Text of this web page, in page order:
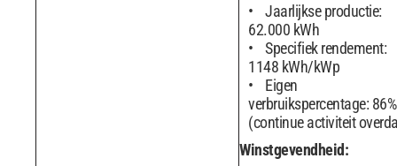
Jaarlijkse productie:
62.000 kWh
Specifiek rendement:
1148 kWh/kWp
Eigen
verbruikspercentage: 86%
(continue activiteit
Winstgevendheid: